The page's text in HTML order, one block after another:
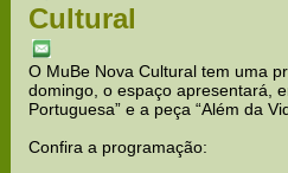
Cultural
O MuBe Nova Cultural tem uma
domingo, o espaço apresentará,
Portuguesa” e a peça “Além da
Confira a programação: